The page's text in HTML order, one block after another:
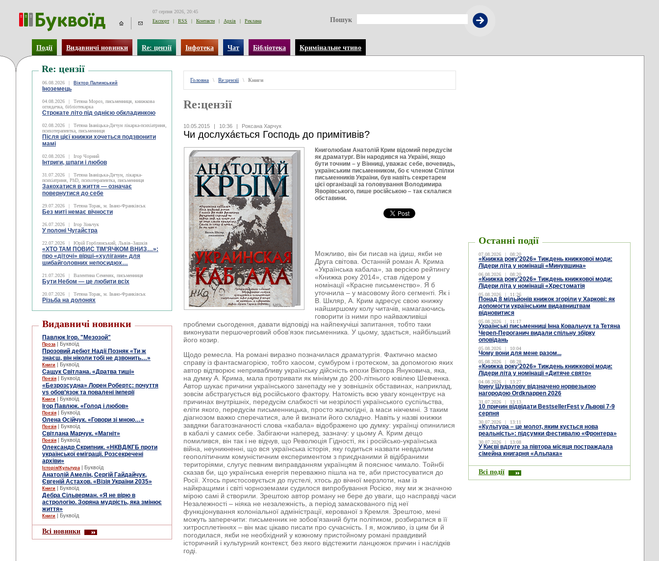
07 серпня 2026, 20:45
Експорт
| RSS | Контакти | Архів | Реклама Пошук
Події Видавничі новинки Re: цензії Інфотека Чат Бібліотека Кримінальне чтиво
Re: цензії
06.08.2026 | Віктор Палинський
Іноземець
04.08.2026 |
Тетяна Мороз, письменниця, книжкова
оглядачка, бібліотекарка
Строкате літо під однією обкладинкою
02.08.2026 |
Тетяна Іваніцька-Дячун лікарка-психіатриня,
психотерапевтка, письменниця
Після цієї книжки хочеться подзвонити
мамі
02.08.2026 | Ігор Чорний
Інтриги, шпаги і любов
31.07.2026 |
Тетяна Іваніцька-Дячун, лікарка-
психіатриня, PhD, психотерапевтка, письменниця
Закохатися в життя — означає
повернутися до себе
29.07.2026 | Тетяна Торак, м. Івано-Франківськ
Без миті немає вічности
26.07.2026 | Ігор Зіньчук
У полоні Чугайстра
22.07.2026 | Юрій Горблянський, Львів–Зашків
«ХТО ТАМ ПОВИС ТІМ’ЯЧКОМ ВНИЗ…»:
про «діточі» вірші-«хулігани» для
шибайголовних непосидюх…
21.07.2026 | Валентина Семеняк, письменниця
Бути Небом ― це любити всіх
20.07.2026 | Тетяна Торак, м. Івано-Франківськ
Різьба на долонях
Видавничі новинки
Павлюк Ігор. "Мезозой"
Проза | Буквоїд
Прозовий дебют Надії Позняк «Ти ж
знаєш, він ніколи тобі не дзвонить…»
Книги | Буквоїд
Сащук Світлана. «Дратва тиші»
Поезія | Буквоїд
«Безрозсудна» Лорен Робертс: почуття
vs обов’язок та повалені імперії
Книги | Буквоїд
Ігор Павлюк. «Голод і любов»
Поезія | Буквоїд
Олена Осійчук. «Говори зі мною…»
Поезія | Буквоїд
Світлана Марчук. «Магніт»
Поезія | Буквоїд
Олександр Скрипник. «НКВД/КГБ проти
української еміграції. Розсекречені
архіви»
Історія/Культура | Буквоїд
Анатолій Амелін, Сергій Гайдайчук,
Євгеній Астахов. «Візія України 2035»
Книги | Буквоїд
Дебра Сільверман. «Я не вірю в
астрологію. Зоряна мудрість, яка змінює
життя»
Книги | Буквоїд
Всі новинки
Головна \ Re:цензії \ Книги
Re:цензії
10.05.2015 | 10:36 | Роксана Харчук
Чи дослухáється Господь до примітивів?
Книголюбам Анатолій Крим відомий передусім
як драматург. Він народився на Україні, якщо
бути точним – у Вінниці, уважає себе, вочевидь,
українським письменником, бо є членом Спілки
письменників України, був навіть секретарем
цієї організації за головування Володимира
Яворівського, пише російською – так склалися
обставини.
Можливо, він би писав на ідиш, якби не
Друга світова. Останній роман А. Крима
«Українська кабала», за версією рейтингу
«Книжка року 2014», став лідером у
номінації «Красне письменство». Я б
уточнила – у масовому його сегменті. Як і
В. Шкляр, А. Крим адресує свою книжку
найширшому колу читачів, намагаючись
говорити із ними про найважливіші
проблеми сьогодення, давати відповіді на найпекучіші запитання, тобто таки
виконувати першочерговий обовʼязок письменника. У цьому, здається, найбільший
його козир.
Щодо ремесла. На романі виразно позначилася драматургія. Фактично маємо
справу із фантасмагорією, тобто хаосом, сумбуром і гротеском, за допомогою яких
автор відтворює непривабливу українську дійсність епохи Віктора Януковича, яка,
на думку А. Крима, мала протривати як мінімум до 200-літнього ювілею Шевченка.
Автор шукає причини українського занепаду не у зовнішніх обставинах, наприклад,
зовсім абстрагується від російського фактору. Натомість всю увагу концентрує на
причинах внутрішніх, передусім слабкості чи незрілості українського суспільства,
еліти якого, передусім письменницька, просто жалюгідні, а маси нікчемні. З таким
діагнозом важко сперечатися, але й визнати його складно. Навіть у назві книжки
завдяки багатозначності слова «кабала» відображено цю думку: українці опинилися
в кабалі у самих себе. Забігаючи наперед, зазначу: у цьому А. Крим дещо
помилився, він так і не відчув, що Революція Гідності, як і російсько-українська
війна, неуникненні, що вся українська історія, яку годиться назвати невдалим
геополітичним комуністичним експериментом з приєднаними й відібраними
територіями, слугує певним виправданням українцям й пояснює чимало. Тойнбі
сказав би, що українська енергія переважно пішла на те, аби пристосуватися до
Росії. Хтось пристосовується до пустелі, хтось до вічної мерзлоти, нам із
найкращими і світі чорноземами судилося випробування Росією, яку ми ж значною
мірою самі й створили. Зрештою автор роману не бере до уваги, що насправді часи
Незалежності – ніяка не незалежність, а період замаскованого під неї
функціонування колоніальної адміністрації, керованої з Кремля. Зрештою, мені
можуть заперечити: письменник не зобов’язаний бути політиком, розбиратися в її
хитросплетіннях – він має цікаво писати про сучасність. І я, можливо, із цим би й
погодилася, якби не необхідний у кожному пристойному романі правдивий
історичний і культурний контекст, без якого відстежити ланцюжок причин і наслідків
годі.
Останні події
07.08.2026 | 08:20
«Книжка року’2026» Тиждень книжкової моди:
Лідери літа у номінації «Минувшина»
06.08.2026 | 08:20
«Книжка року’2026» Тиждень книжкової моди:
Лідери літа у номінації «Хрестоматія
05.08.2026 | 11:26
Понад 8 мільйонів книжок згоріли у Харкові: як
допомогти українським видавництвам
відновитися
05.08.2026 | 11:17
Українські письменниці Інна Ковальчук та Тетяна
Череп-Пероганич видали спільну збірку
оповідань
05.08.2026 | 10:04
Чому вони для мене разом...
05.08.2026 | 08:28
«Книжка року’2026» Тиждень книжкової моди:
Лідери літа у номінації «Дитяче свято»
04.08.2026 | 13:27
Ірину Шувалову відзначено норвезькою
нагородою Ordknappen 2026
31.07.2026 | 13:13
10 причин відвідати BestsellerFest у Львові 7-9
серпня
30.07.2026 | 13:11
«Культура – це молот, яким кується нова
реальність»: підсумки фестивалю «Фронтера»
30.07.2026 | 13:08
У Києві вдруге за півтора місяця постраждала
сімейна книгарня «Альпака»
Всі події